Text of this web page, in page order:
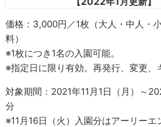
価格：3,000円／1枚（大人・中人・
料）
※1枚につき1名の入園可能。
※指定日に限り有効。再発行、変更、
対象期間：2021年11月1日（月）～
分
※11月16日（火）入園分はアーリーエ